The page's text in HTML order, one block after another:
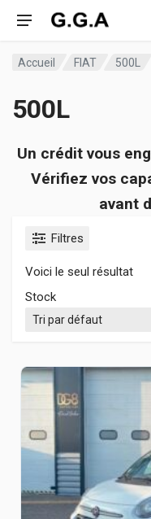
Accueil FIAT 500L
500L
Un crédit vous
Vérifiez vos
avant
Filtres
Voici le seul résultat
Stock